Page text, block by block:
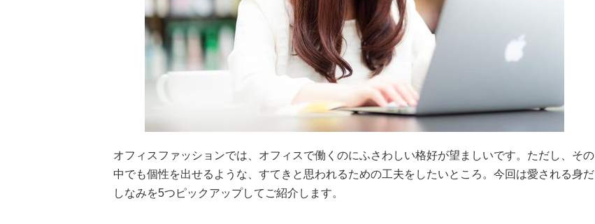
オフィスファッションでは、オフィスで働くのにふさわしい格好が望ましいです。ただし、その
中でも個性を出せるような、すてきと思われるための工夫をしたいところ。今回は愛される身だ
しなみを5つピックアップしてご紹介します。